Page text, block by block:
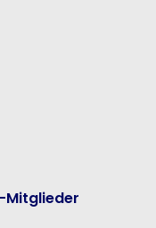
Mitglieder